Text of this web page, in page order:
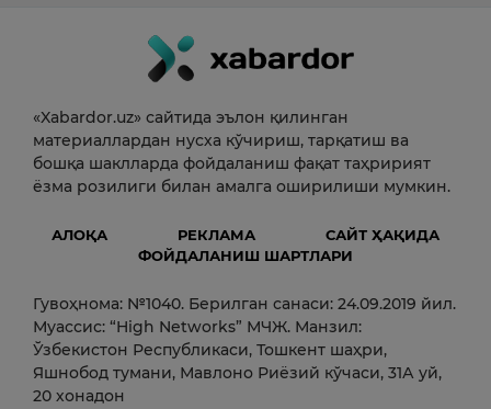
«Xabardor.uz» сайтида эълон қилинган
материаллардан нусха кўчириш, тарқатиш ва
бошқа шаклларда фойдаланиш фақат таҳририят
ёзма розилиги билан амалга оширилиши мумкин.
АЛОҚА РЕКЛАМА
САЙТ ҲАҚИДА
ФОЙДАЛАНИШ ШАРТЛАРИ
Гувоҳнома: №1040. Берилган санаси: 24.09.2019 йил.
Муассис: “High Networks” МЧЖ. Манзил:
Ўзбекистон Республикаси, Тошкент шаҳри,
Яшнобод тумани, Мавлоно Риёзий кўчаси, 31А уй,
20 хонадон